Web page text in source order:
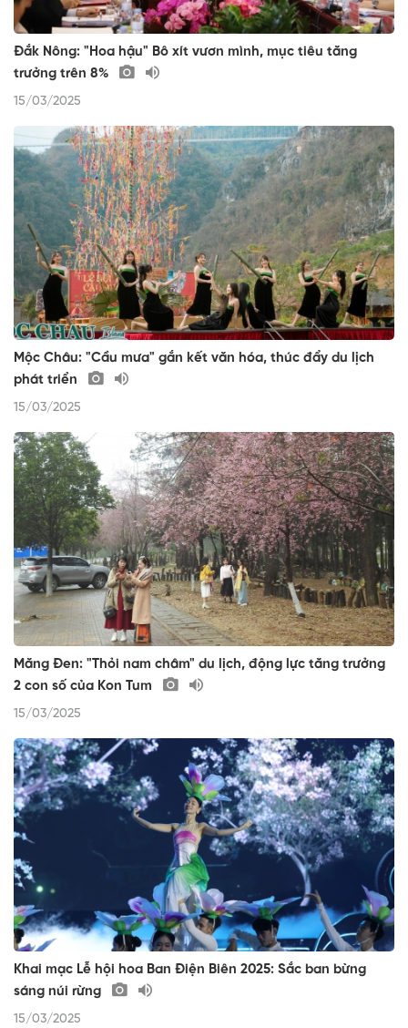
Đắk Nông: "Hoa hậu" Bô xít vươn mình, mục tiêu tăng
trưởng trên 8%
15/03/2025
Mộc Châu: "Cầu mưa" gắn kết văn hóa, thúc đẩy du lịch
phát triển
15/03/2025
Măng Đen: "Thỏi nam châm" du lịch, động lực tăng trưởng
2 con số của Kon Tum
15/03/2025
Khai mạc Lễ hội hoa Ban Điện Biên 2025: Sắc ban bừng
sáng núi rừng
15/03/2025